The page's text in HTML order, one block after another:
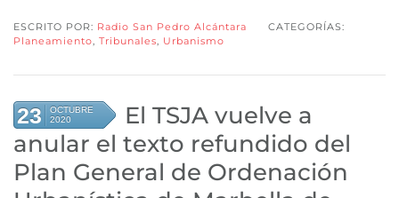
ESCRITO POR: Radio San Pedro Alcántara
CATEGORÍAS:
Planeamiento Tribunales Urbanismo
23
OCTUBRE
2020
El TSJA vuelve a
anular el texto refundido del
Plan General de Ordenación